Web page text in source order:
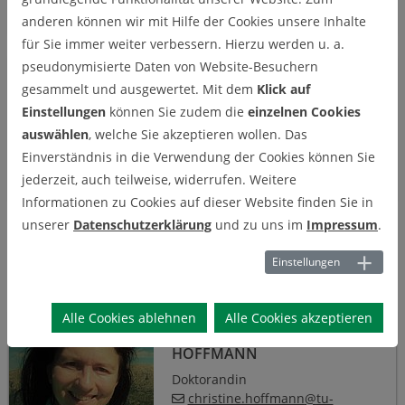
Fax: +49-5323-72-2435
Büro C11-315 | Labor C11-334
Dr. Tanja Schäfer
DR. TANJA SCHÄFER
Wissenschaftliche Mitarbeiterin
tanja.schaefer
@tu-clausthal
Tel.:
Fax: +49-5323-72-2903
Raum C11-312
Doktorandinnen und Doktoranden
Dipl.-Geol. Christine Hoffmann
DIPL.-GEOL. CHRISTINE
HOFFMANN
Doktorandin
christine.hoffmann@tu-
anderen können wir mit Hilfe der Cookies unsere Inhalte
für Sie immer weiter verbessern. Hierzu werden u. a.
pseudonymisierte Daten von Website-Besuchern
gesammelt und ausgewertet. Mit dem Klick auf
Einstellungen können Sie zudem die einzelnen Cookies
auswählen, welche Sie akzeptieren wollen. Das
Einverständnis in die Verwendung der Cookies können Sie
jederzeit, auch teilweise, widerrufen. Weitere
Informationen zu Cookies auf dieser Website finden Sie in
unserer Datenschutzerklärung und zu uns im Impressum.
Einstellungen
Alle Cookies ablehnen Alle Cookies akzeptieren